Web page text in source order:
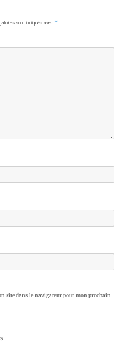
sont indiqués avec*
site dans le navigateur pour mon prochain